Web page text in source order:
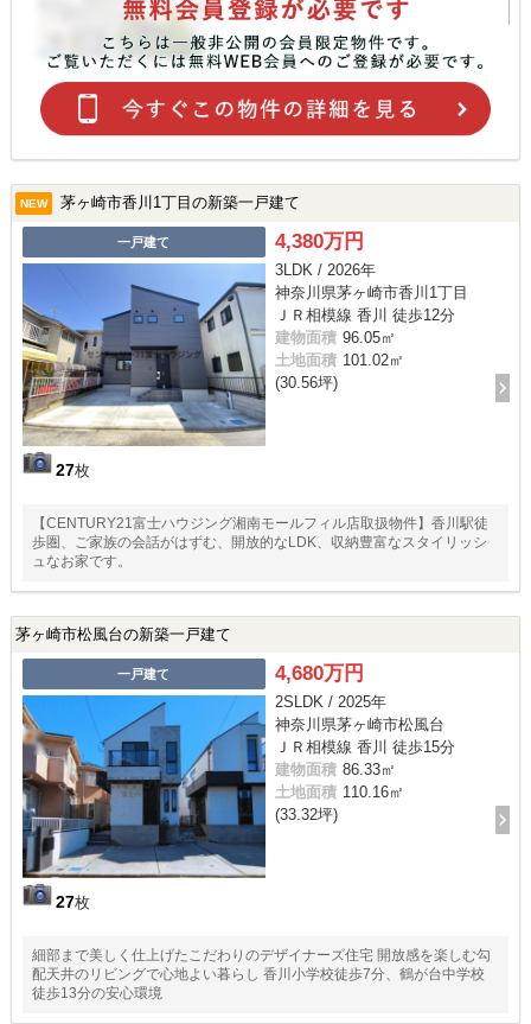
NEW 茅ヶ崎市香川1丁目の新築一戸建て
一戸建て
27枚
4,380万円
3LDK / 2026年
神奈川県茅ヶ崎市香川1丁目
ＪＲ相模線 香川 徒歩12分
建物面積 96.05㎡
土地面積 101.02㎡
(30.56坪)
【CENTURY21富士ハウジング湘南モールフィル店取扱物件】香川駅徒
歩圏、ご家族の会話がはずむ、開放的なLDK、収納豊富なスタイリッシ
ュなお家です。
茅ヶ崎市松風台の新築一戸建て
一戸建て
27枚
4,680万円
2SLDK / 2025年
神奈川県茅ヶ崎市松風台
ＪＲ相模線 香川 徒歩15分
建物面積 86.33㎡
土地面積 110.16㎡
(33.32坪)
細部まで美しく仕上げたこだわりのデザイナーズ住宅 開放感を楽しむ勾
配天井のリビングで心地よい暮らし 香川小学校徒歩7分、鶴が台中学校
徒歩13分の安心環境